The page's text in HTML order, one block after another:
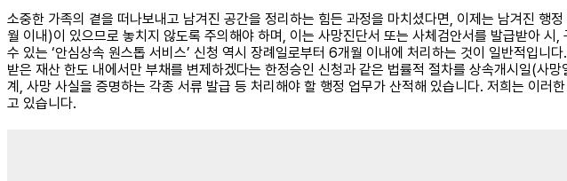
소중한 가족의 곁을 떠나보내고 남겨진 공간을 정리하는 힘든 과정을 마치셨다면, 이제는 남겨진 행
월 이내)이 있으므로 놓치지 않도록 주의해야 하며, 이는 사망진단서 또는 사체검안서를 발급받아
수 있는 ‘안심상속 원스톱 서비스’ 신청 역시 장례일로부터 6개월 이내에 처리하는 것이 일반적입
받은 재산 한도 내에서만 부채를 변제하겠다는 한정승인 신청과 같은 법률적 절차를 상속개시일(사
계, 사망 사실을 증명하는 각종 서류 발급 등 처리해야 할 행정 업무가 산적해 있습니다. 저희는 이
고 있습니다.